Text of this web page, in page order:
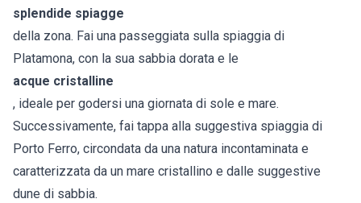
splendide spiagge
della zona. Fai una passeggiata sulla spiaggia di
Platamona, con la sua sabbia dorata e le
acque cristalline
, ideale per godersi una giornata di sole e mare.
Successivamente, fai tappa alla suggestiva spiaggia di
Porto Ferro, circondata da una natura incontaminata e
caratterizzata da un mare cristallino e dalle suggestive
dune di sabbia.